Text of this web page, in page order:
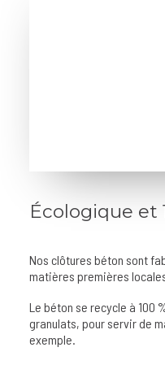
Écologique et
Nos clôtures béton sont
matières premières
Le béton se recycle à 100
granulats, pour servir de
exemple.